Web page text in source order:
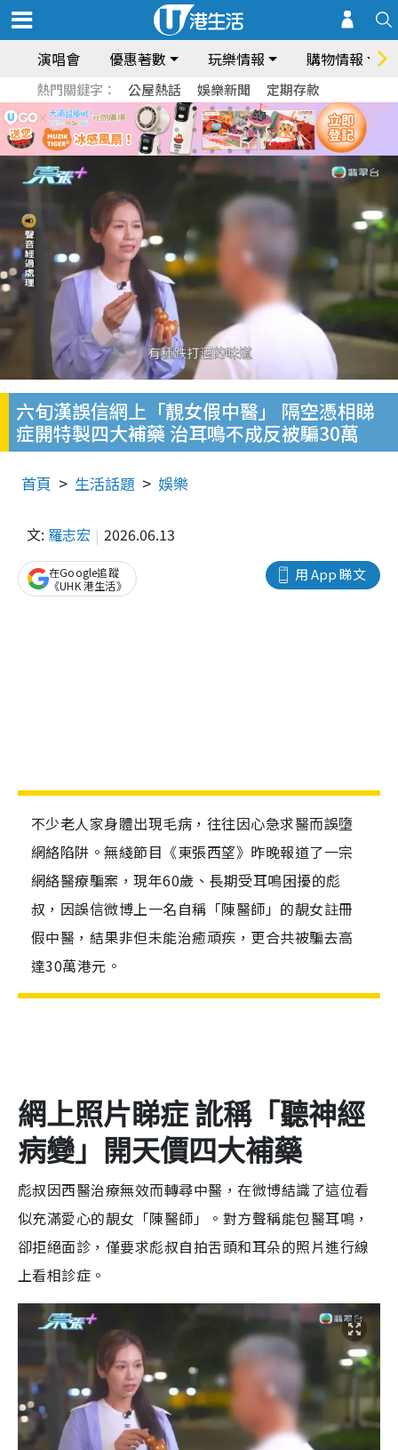
演唱會 優惠著數 玩樂情報 購物情報
熱門關鍵字： 公屋熱話 娛樂新聞 定期存款
六旬漢誤信網上「靚女假中醫」 隔空憑相睇
症開特製四大補藥 治耳鳴不成反被騙30萬
首頁 生活話題 娛樂
文: 羅志宏 2026.06.13
用 App 睇文
在Google追蹤
《UHK 港生活》
不少老人家身體出現毛病，往往因心急求醫而誤墮
網絡陷阱。無綫節目《東張西望》昨晚報道了一宗
網絡醫療騙案，現年60歲、長期受耳鳴困擾的彪
叔，因誤信微博上一名自稱「陳醫師」的靚女註冊
假中醫，結果非但未能治癒頑疾，更合共被騙去高
達30萬港元。
網上照片睇症 訛稱「聽神經
病變」開天價四大補藥
彪叔因西醫治療無效而轉尋中醫，在微博結識了這位看
似充滿愛心的靚女「陳醫師」。對方聲稱能包醫耳鳴，
卻拒絕面診，僅要求彪叔自拍舌頭和耳朵的照片進行線
上看相診症。